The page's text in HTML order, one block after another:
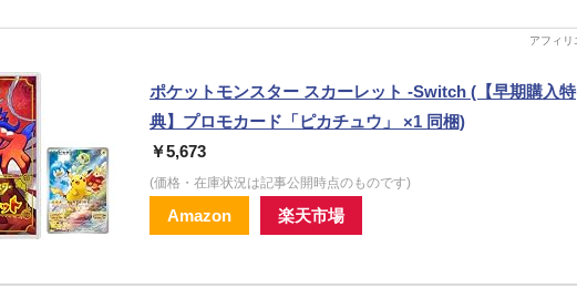
ポケットモンスター スカーレット -Switch (【早期購入特
典】プロモカード「ピカチュウ」 ×1 同梱)
￥5,673
(価格・在庫状況は記事公開時点のものです)
Amazon 楽天市場